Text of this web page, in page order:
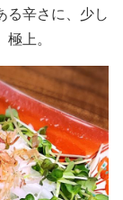
る辛さに、少し
上。